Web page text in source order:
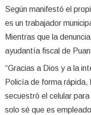
Según manifestó el
es un trabajador
Mientras que la
ayudantía fiscal de
“Gracias a Dios y a la
Policía de forma
secuestró el celular
solo sé que es